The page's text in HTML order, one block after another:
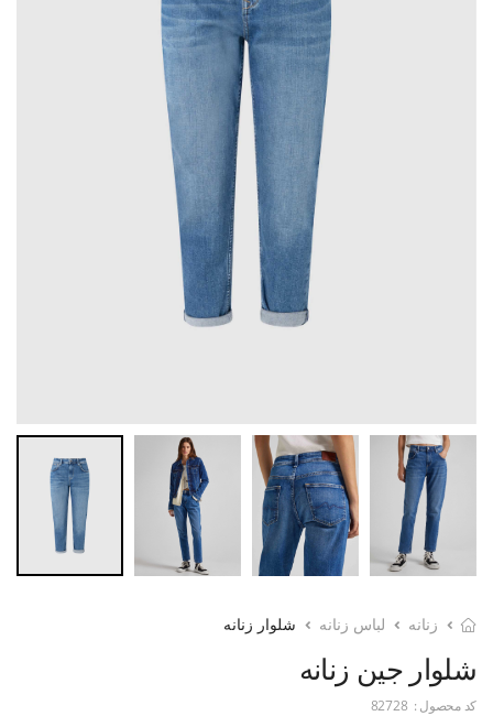
زنانه لباس زنانه شلوار زنانه
شلوار جین زنانه
کد محصول : 82728